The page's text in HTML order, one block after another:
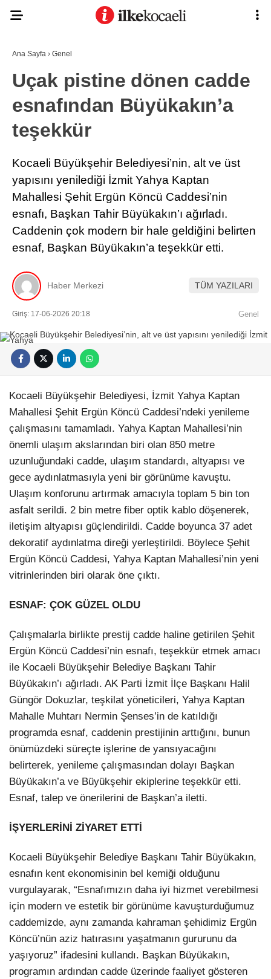
Ana Sayfa › Genel
Uçak pistine dönen cadde
esnafından Büyükakın’a
teşekkür
Kocaeli Büyükşehir Belediyesi’nin, alt ve üst
yapısını yenilediği İzmit Yahya Kaptan
Mahallesi Şehit Ergün Köncü Caddesi’nin
esnafı, Başkan Tahir Büyükakın’ı ağırladı.
Caddenin çok modern bir hale geldiğini belirten
esnaf, Başkan Büyükakın’a teşekkür etti.
Haber Merkezi TÜM YAZILARI
Giriş: 17-06-2026 20:18 Genel
Kocaeli Büyükşehir Belediyesi, İzmit Yahya Kaptan
Mahallesi Şehit Ergün Köncü Caddesi’ndeki yenileme
çalışmasını tamamladı. Yahya Kaptan Mahallesi’nin
önemli ulaşım akslarından biri olan 850 metre
uzunluğundaki cadde, ulaşım standardı, altyapısı ve
gece aydınlatmasıyla yeni bir görünüme kavuştu.
Ulaşım konforunu artırmak amacıyla toplam 5 bin ton
asfalt serildi. 2 bin metre fiber optik kablo döşenerek,
iletişim altyapısı güçlendirildi. Cadde boyunca 37 adet
dekoratif aydınlatma direği yerleştirildi. Böylece Şehit
Ergün Köncü Caddesi, Yahya Kaptan Mahallesi’nin yeni
vitrinlerinden biri olarak öne çıktı.
ESNAF: ÇOK GÜZEL OLDU
Çalışmalarla birlikte prestij cadde haline getirilen Şehit
Ergün Köncü Caddesi’nin esnafı, teşekkür etmek amacı
ile Kocaeli Büyükşehir Belediye Başkanı Tahir
Büyükakın’ı ağırladı. AK Parti İzmit İlçe Başkanı Halil
Güngör Dokuzlar, teşkilat yöneticileri, Yahya Kaptan
Mahalle Muhtarı Nermin Şenses’in de katıldığı
programda esnaf, caddenin prestijinin arttığını, bunun
önümüzdeki süreçte işlerine de yansıyacağını
belirterek, yenileme çalışmasından dolayı Başkan
Büyükakın’a ve Büyükşehir ekiplerine teşekkür etti.
Esnaf, talep ve önerilerini de Başkan’a iletti.
İŞYERLERİNİ ZİYARET ETTİ
Kocaeli Büyükşehir Belediye Başkanı Tahir Büyükakın,
esnafın kent ekonomisinin bel kemiği olduğunu
vurgulayarak, “Esnafımızın daha iyi hizmet verebilmesi
için modern ve estetik bir görünüme kavuşturduğumuz
caddemizde, aynı zamanda kahraman şehidimiz Ergün
Köncü’nün aziz hatırasını yaşatmanın gururunu da
yaşıyoruz” ifadesini kullandı. Başkan Büyükakın,
programın ardından cadde üzerinde faaliyet gösteren